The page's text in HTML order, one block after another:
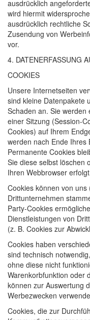
ausdrücklich
wird hiermit
ausdrücklich rechtliche
Zusendung von
vor.
4. DATENERFASSUNG
COOKIES
Unsere Internetseiten
sind kleine Datenpakete
Schaden an. Sie
einer Sitzung (Session-
Cookies) auf Ihrem
werden nach Ende Ihres
Permanente Cookies
Sie diese selbst löschen
Ihren Webbrowser
Cookies können von
Drittunternehmen
Party-Cookies
Dienstleistungen von
(z. B. Cookies zur
Cookies haben
sind technisch
ohne diese nicht
Warenkorbfunktion oder
können zur Auswertung
Werbezwecken
Cookies, die zur